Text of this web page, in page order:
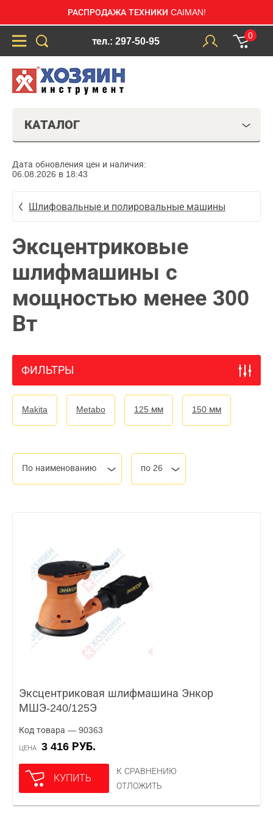
РАСПРОДАЖА ТЕХНИКИ CAIMAN!
тел.: 297-50-95
0
КАТАЛОГ
Дата обновления цен и наличия:
06.08.2026 в 18:43
Шлифовальные и полировальные машины
Эксцентриковые
шлифмашины с
мощностью менее 300
Вт
ФИЛЬТРЫ
Makita Metabo 125 мм 150 мм
По наименованию по 26
Эксцентриковая шлифмашина Энкор
МШЭ-240/125Э
Код товара — 90363
ЦЕНА 3 416 РУБ.
КУПИТЬ
К СРАВНЕНИЮ
ОТЛОЖИТЬ